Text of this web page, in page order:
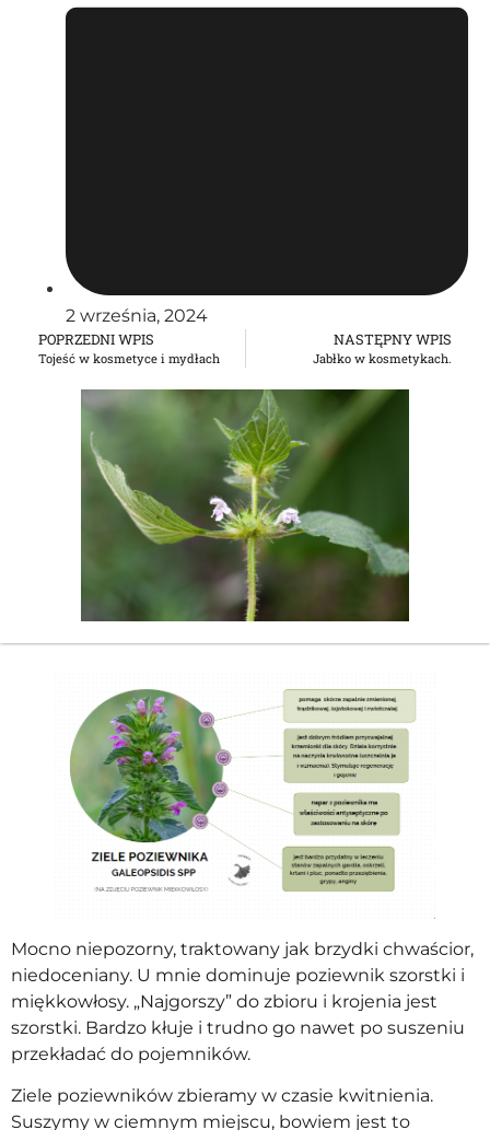
2 września, 2024
POPRZEDNI WPIS
Tojeść w kosmetyce i mydłach
NASTĘPNY WPIS
Jabłko w kosmetykach.
Mocno niepozorny, traktowany jak brzydki chwaścior,
niedoceniany. U mnie dominuje poziewnik szorstki i
miękkowłosy. „Najgorszy” do zbioru i krojenia jest
szorstki. Bardzo kłuje i trudno go nawet po suszeniu
przekładać do pojemników.
Ziele poziewników zbieramy w czasie kwitnienia.
Suszymy w ciemnym miejscu, bowiem jest to